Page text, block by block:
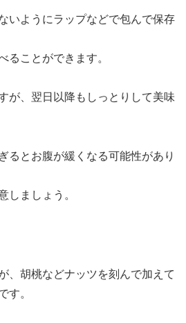
いようにラップなどで包んで保存
ることができます。
が、翌日以降もしっとりして美味
るとお腹が緩くなる可能性があり
しましょう。
、胡桃などナッツを刻んで加えて
す。